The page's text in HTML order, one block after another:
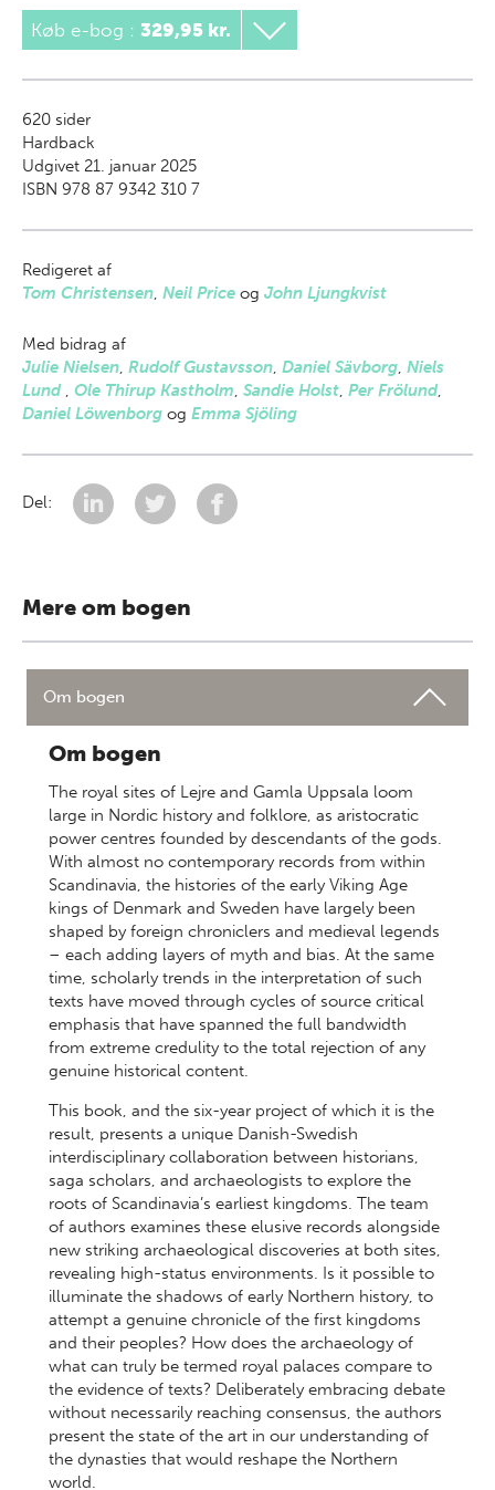
Køb e-bog : 329,95 kr.
620 sider
Hardback
Udgivet 21. januar 2025
ISBN 978 87 9342 310 7
Redigeret af
Tom Christensen, Neil Price og John Ljungkvist
Med bidrag af
Julie Nielsen, Rudolf Gustavsson, Daniel Sävborg, Niels
Lund , Ole Thirup Kastholm, Sandie Holst, Per Frölund,
Daniel Löwenborg og Emma Sjöling
Del:
Mere om bogen
Om bogen
Om bogen
The royal sites of Lejre and Gamla Uppsala loom
large in Nordic history and folklore, as aristocratic
power centres founded by descendants of the gods.
With almost no contemporary records from within
Scandinavia, the histories of the early Viking Age
kings of Denmark and Sweden have largely been
shaped by foreign chroniclers and medieval legends
– each adding layers of myth and bias. At the same
time, scholarly trends in the interpretation of such
texts have moved through cycles of source critical
emphasis that have spanned the full bandwidth
from extreme credulity to the total rejection of any
genuine historical content.
This book, and the six-year project of which it is the
result, presents a unique Danish-Swedish
interdisciplinary collaboration between historians,
saga scholars, and archaeologists to explore the
roots of Scandinavia’s earliest kingdoms. The team
of authors examines these elusive records alongside
new striking archaeological discoveries at both sites,
revealing high-status environments. Is it possible to
illuminate the shadows of early Northern history, to
attempt a genuine chronicle of the first kingdoms
and their peoples? How does the archaeology of
what can truly be termed royal palaces compare to
the evidence of texts? Deliberately embracing debate
without necessarily reaching consensus, the authors
present the state of the art in our understanding of
the dynasties that would reshape the Northern
world.